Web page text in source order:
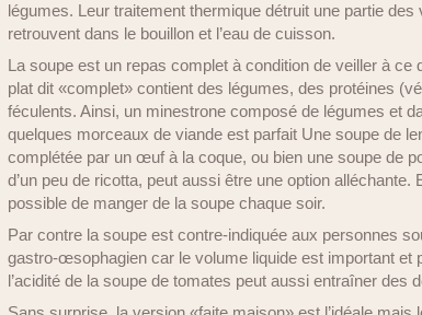
légumes. Leur traitement thermique détruit une partie
retrouvent dans le bouillon et l’eau de cuisson.
La soupe est un repas complet à condition de veiller à ce
plat dit «complet» contient des légumes, des protéines
féculents. Ainsi, un minestrone composé de légumes et
quelques morceaux de viande est parfait Une soupe de
complétée par un œuf à la coque, ou bien une soupe de
d’un peu de ricotta, peut aussi être une option
possible de manger de la soupe chaque soir.
Par contre la soupe est contre-indiquée aux personnes
gastro-œsophagien car le volume liquide est important et
l’acidité de la soupe de tomates peut aussi entraîner des